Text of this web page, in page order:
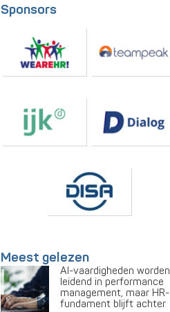
Sponsors
Meest gelezen
AI-vaardigheden worden
leidend in performance
management, maar HR-
fundament blijft achter